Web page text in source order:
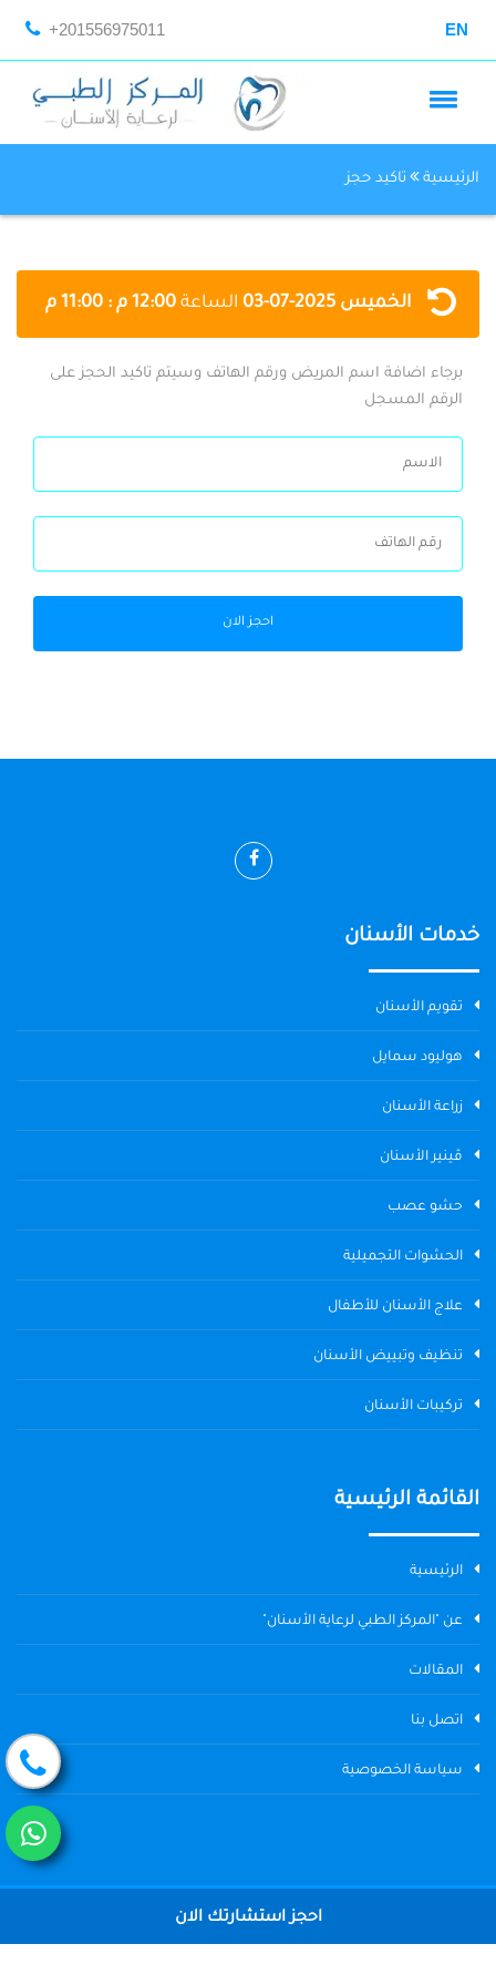
+201556975011 EN
الرئيسية تاكيد حجز
الخميس 2025-07-03 الساعة 12:00 م : 11:00 م
برجاء اضافة اسم المريض ورقم الهاتف وسيتم تاكيد الحجز على
الرقم المسجل
احجز الان
خدمات الأسنان
تقويم الأسنان
هوليود سمايل
زراعة الأسنان
ڤينير الأسنان
حشو عصب
الحشوات التجميلية
علاج الأسنان للأطفال
تنظيف وتبييض الأسنان
تركيبات الأسنان
القائمة الرئيسية
الرئيسية
عن "المركز الطبي لرعاية الأسنان"
المقالات
اتصل بنا
سياسة الخصوصية
Dental Center
احجز استشارتك الان